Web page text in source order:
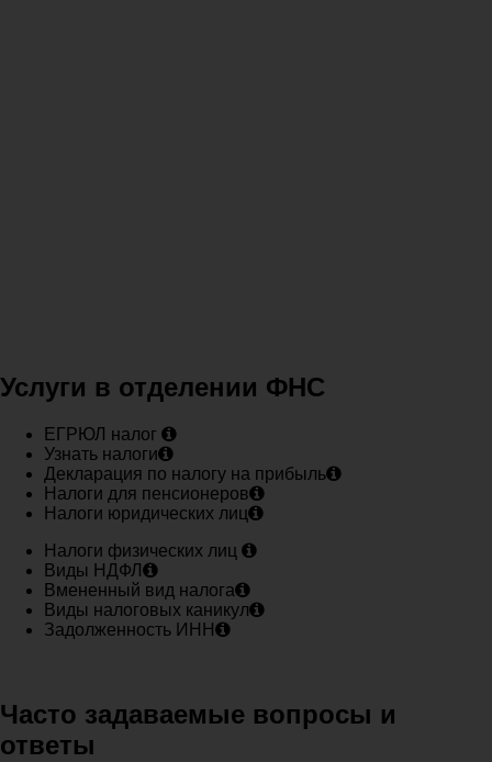
Услуги в отделении ФНС
ЕГРЮЛ налог
Узнать налоги
Декларация по налогу на прибыль
Налоги для пенсионеров
Налоги юридических лиц
Налоги физических лиц
Виды НДФЛ
Вмененный вид налога
Виды налоговых каникул
Задолженность ИНН
Часто задаваемые вопросы и
ответы